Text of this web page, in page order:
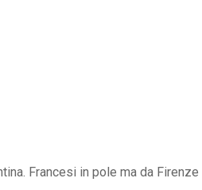
Francesi in pole ma da